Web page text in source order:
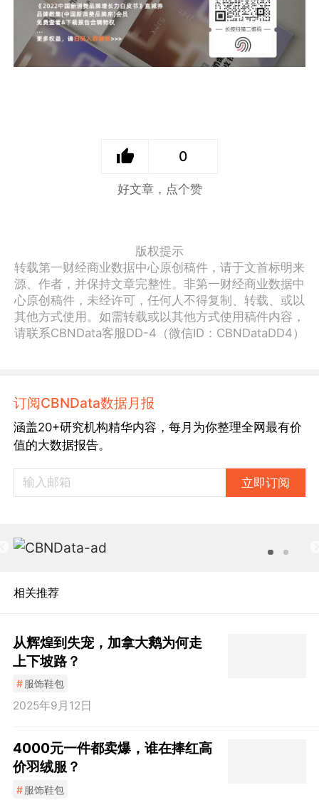
0
好文章，点个赞
版权提示
转载第一财经商业数据中心原创稿件，请于文首标明来
源、作者，并保持文章完整性。非第一财经商业数据中
心原创稿件，未经许可，任何人不得复制、转载、或以
其他方式使用。如需转载或以其他方式使用稿件内容，
请联系CBNData客服DD-4（微信ID：CBNDataDD4）
订阅CBNData数据月报
涵盖20+研究机构精华内容，每月为你整理全网最有价
值的大数据报告。
立即订阅
相关推荐
从辉煌到失宠，加拿大鹅为何走
上下坡路？
#服饰鞋包
2025年9月12日
4000元一件都卖爆，谁在捧红高
价羽绒服？
#服饰鞋包